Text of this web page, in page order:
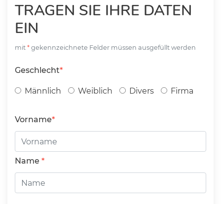
TRAGEN SIE IHRE DATEN
EIN
mit gekennzeichnete Felder müssen ausgefüllt werden
Geschlecht
Männlich Weiblich Divers Firma
Vorname
Name